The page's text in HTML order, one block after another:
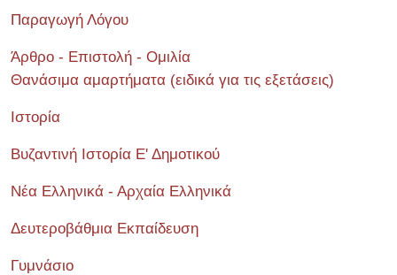
Παραγωγή Λόγου
Άρθρο - Επιστολή - Ομιλία
Θανάσιμα αμαρτήματα (ειδικά για τις εξετάσεις)
Ιστορία
Βυζαντινή Ιστορία Ε' Δημοτικού
Νέα Ελληνικά - Αρχαία Ελληνικά
Δευτεροβάθμια Εκπαίδευση
Γυμνάσιο